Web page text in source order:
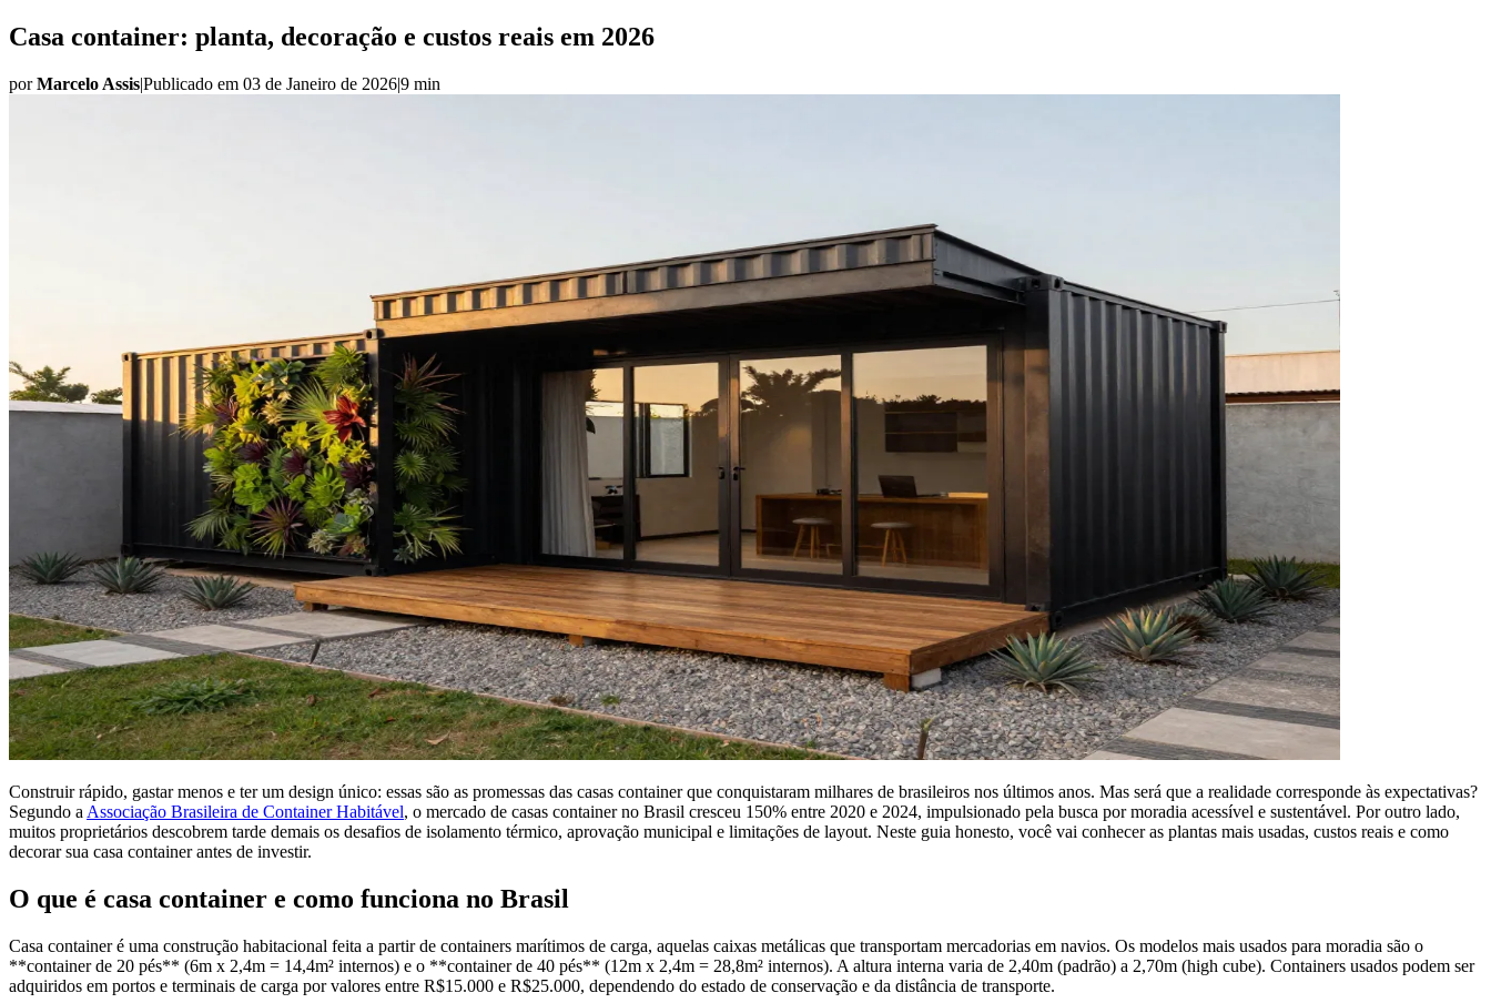
Casa container: planta, decoração e custos reais em 2026
porMarcelo Assis|Publicado em 03 de Janeiro de 2026|9 min
Construir rápido, gastar menos e ter um design único: essas são as promessas das casas container que conquistaram milhares de brasileiros nos últimos anos. Mas será que a realidade corresponde às expectativas?
Segundo a Associação Brasileira de Container Habitável, o mercado de casas container no Brasil cresceu 150% entre 2020 e 2024, impulsionado pela busca por moradia acessível e sustentável. Por outro lado,
muitos proprietários descobrem tarde demais os desafios de isolamento térmico, aprovação municipal e limitações de layout. Neste guia honesto, você vai conhecer as plantas mais usadas, custos reais e como
decorar sua casa container antes de investir.
O que é casa container e como funciona no Brasil
Casa container é uma construção habitacional feita a partir de containers marítimos de carga, aquelas caixas metálicas que transportam mercadorias em navios. Os modelos mais usados para moradia são o
**container de 20 pés** (6m x 2,4m = 14,4m² internos) e o **container de 40 pés** (12m x 2,4m = 28,8m² internos). A altura interna varia de 2,40m (padrão) a 2,70m (high cube). Containers usados podem ser
adquiridos em portos e terminais de carga por valores entre R$15.000 e R$25.000, dependendo do estado de conservação e da distância de transporte.